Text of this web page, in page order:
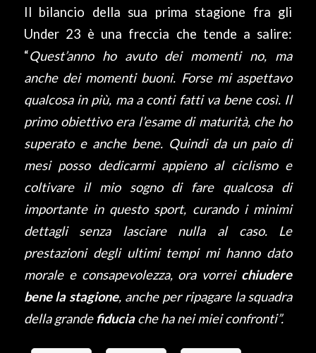
Il bilancio della sua prima stagione fra gli
Under 23 è una freccia che tende a salire:
“Quest’anno ho avuto dei momenti no, ma
anche dei momenti buoni. Forse mi aspettavo
qualcosa in più, ma a conti fatti va bene così. Il
primo obiettivo era l’esame di maturità, che ho
superato e anche bene. Quindi da un paio di
mesi posso dedicarmi appieno al ciclismo e
coltivare il mio sogno di fare qualcosa di
importante in questo sport, curando i minimi
dettagli senza lasciare nulla al caso. Le
prestazioni degli ultimi tempi mi hanno dato
morale e consapevolezza, ora vorrei chiudere
bene la stagione, anche per ripagare la squadra
della grande fiduciache ha nei miei confronti”.